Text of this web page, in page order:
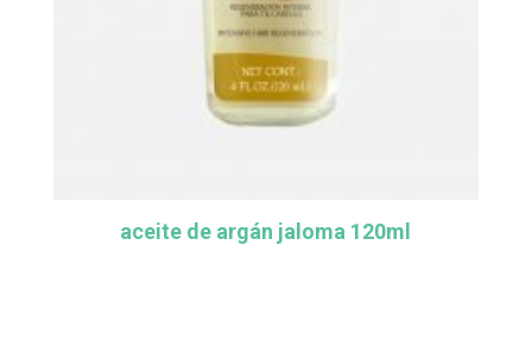
aceite de argán jaloma 120ml